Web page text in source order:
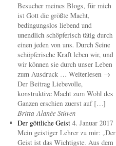
Besucher meines Blogs, für mich
ist Gott die größte Macht,
bedingungslos liebend und
unendlich schöpferisch tätig durch
einen jeden von uns. Durch Seine
schöpferische Kraft leben wir, und
wir können sie durch unser Leben
zum Ausdruck … Weiterlesen →
Der Beitrag Liebevolle,
konstruktive Macht zum Wohl des
Ganzen erschien zuerst auf […]
Britta-Alanée Stüven
Der göttliche Geist 4. Januar 2017
Mein geistiger Lehrer zu mir: „Der
Geist ist das Wichtigste. Aus dem